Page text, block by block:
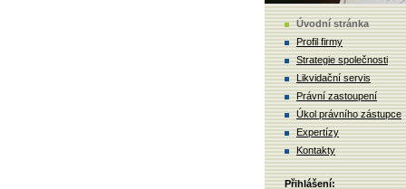
Úvodní stránka
Profil firmy
Strategie společnosti
Likvidační servis
Právní zastoupení
Úkol právního zástupce
Expertízy
Kontakty
Přihlášení: